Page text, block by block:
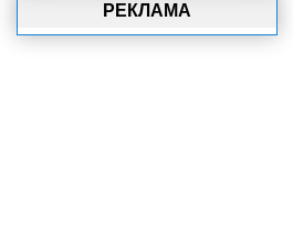
РЕКЛАМА